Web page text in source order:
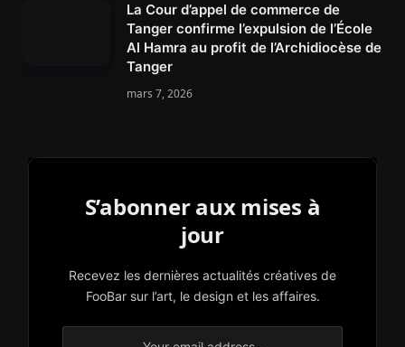
La Cour d’appel de commerce de
Tanger confirme l’expulsion de l’École
Al Hamra au profit de l’Archidiocèse de
Tanger
mars 7, 2026
S’abonner aux mises à
jour
Recevez les dernières actualités créatives de
FooBar sur l’art, le design et les affaires.